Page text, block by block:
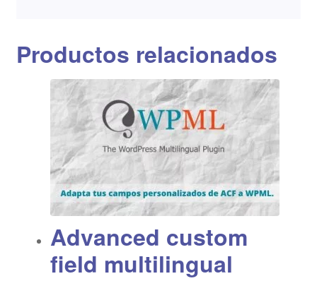
Productos relacionados
Advanced custom
field multilingual